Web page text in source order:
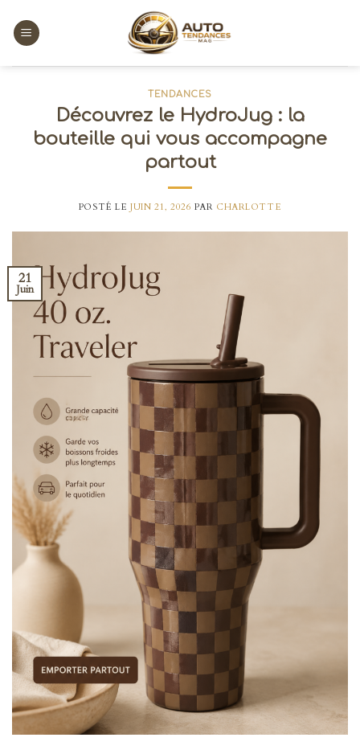
content
TENDANCES
Découvrez le HydroJug : la
bouteille qui vous accompagne
partout
POSTÉ LE JUIN 21, 2026 PAR CHARLOTTE
21
Juin